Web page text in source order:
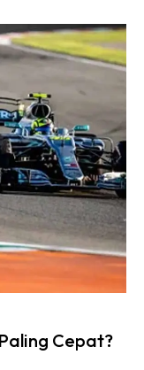
Cepat?